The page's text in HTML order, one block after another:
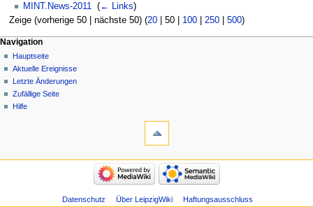
MINT.News-2011 (← Links)
Zeige (vorherige 50| nächste 50) (20| 50| 100| 250| 500)
Navigation
Hauptseite
Aktuelle Ereignisse
Letzte Änderungen
Zufällige Seite
Hilfe
Datenschutz Über LeipzigWiki Haftungsausschluss